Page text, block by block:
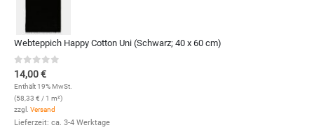
Webteppich Happy Cotton Uni (Schwarz; 40 x 60 cm)
0 out of 5
14,00€
Enthält 19% MwSt.
(58,33 € / 1 m²)
zzgl. Versand
Lieferzeit: ca. 3-4 Werktage